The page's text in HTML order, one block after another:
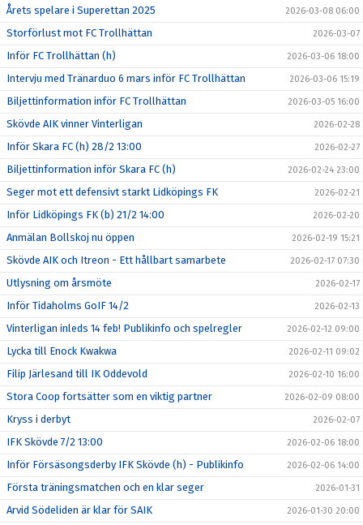
Årets spelare i Superettan 2025 2026-03-08 06:00
Storförlust mot FC Trollhättan 2026-03-07
Inför FC Trollhättan (h) 2026-03-06 18:00
Intervju med Tränarduo 6 mars inför FC Trollhättan 2026-03-06 15:19
Biljettinformation inför FC Trollhättan 2026-03-05 16:00
Skövde AIK vinner Vinterligan 2026-02-28
Inför Skara FC (h) 28/2 13:00 2026-02-27
Biljettinformation inför Skara FC (h) 2026-02-24 23:00
Seger mot ett defensivt starkt Lidköpings FK 2026-02-21
Inför Lidköpings FK (b) 21/2 14:00 2026-02-20
Anmälan Bollskoj nu öppen 2026-02-19 15:21
Skövde AIK och Itreon - Ett hållbart samarbete 2026-02-17 07:30
Utlysning om årsmöte 2026-02-17
Inför Tidaholms GoIF 14/2 2026-02-13
Vinterligan inleds 14 feb! Publikinfo och spelregler 2026-02-12 09:00
Lycka till Enock Kwakwa 2026-02-11 09:02
Filip Järlesand till IK Oddevold 2026-02-10 16:00
Stora Coop fortsätter som en viktig partner 2026-02-09 08:00
Kryss i derbyt 2026-02-07
IFK Skövde 7/2 13:00 2026-02-06 18:00
Inför Försäsongsderby IFK Skövde (h) - Publikinfo 2026-02-06 14:00
Första träningsmatchen och en klar seger 2026-01-31
Arvid Södeliden är klar för SAIK 2026-01-30 20:00